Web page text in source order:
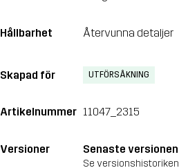
Hållbarhet Återvunna detaljer
Skapad för UTFÖRSÅKNING
Artikelnummer 11047_2315
Versioner Senaste versionen
Se versionshistoriken